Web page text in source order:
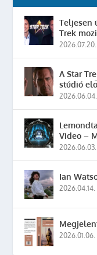
Teljesen
Trek
2026.07.20.
A Star
stúdió
2026.06.04.
Video –
2026.06.03.
Ian
2026.04.14.
2026.01.06.